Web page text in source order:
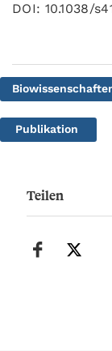
DOI: 10.1038/
Publikation
Teilen